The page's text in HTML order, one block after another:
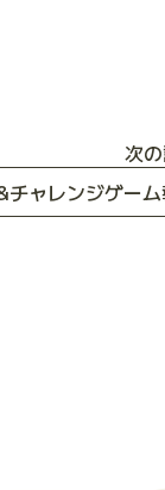
次
ャレンジゲー